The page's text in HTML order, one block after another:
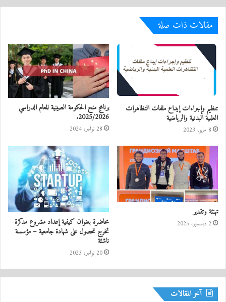
مقالات ذات صلة
تنظيم وإجراءات إيداع ملفات التظاهرات
العلمية البدنية والرياضية
8 مايو، 2023
برنامج منح الحكومة الصينية للعام الدراسي
2025/2026.
28 نوفمبر، 2024
تهنئة وتقدير
2 ديسمبر، 2025 محاضرة بعنوان كيفية إعداد مشروع مدكرة
تخرج للحصول على شهادة جامعية – مؤسسة
ناشئة
20 نوفمبر، 2023
آخر المقالات